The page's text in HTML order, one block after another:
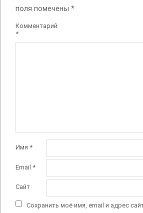
поля помечены *
Комментарий
*
Имя *
Email *
Сайт
Сохранить моё имя, email и адрес